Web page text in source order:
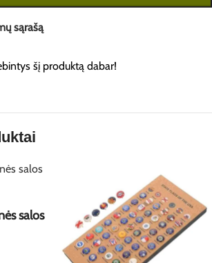
sąrašą
šį produktą dabar!
salos